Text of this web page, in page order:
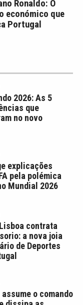
Ronaldo: O
económico que
Portugal
2026: As 5
que
no novo
explicações
pela polémica
Mundial 2026
contrata
a nova joia
de Deportes
o comando